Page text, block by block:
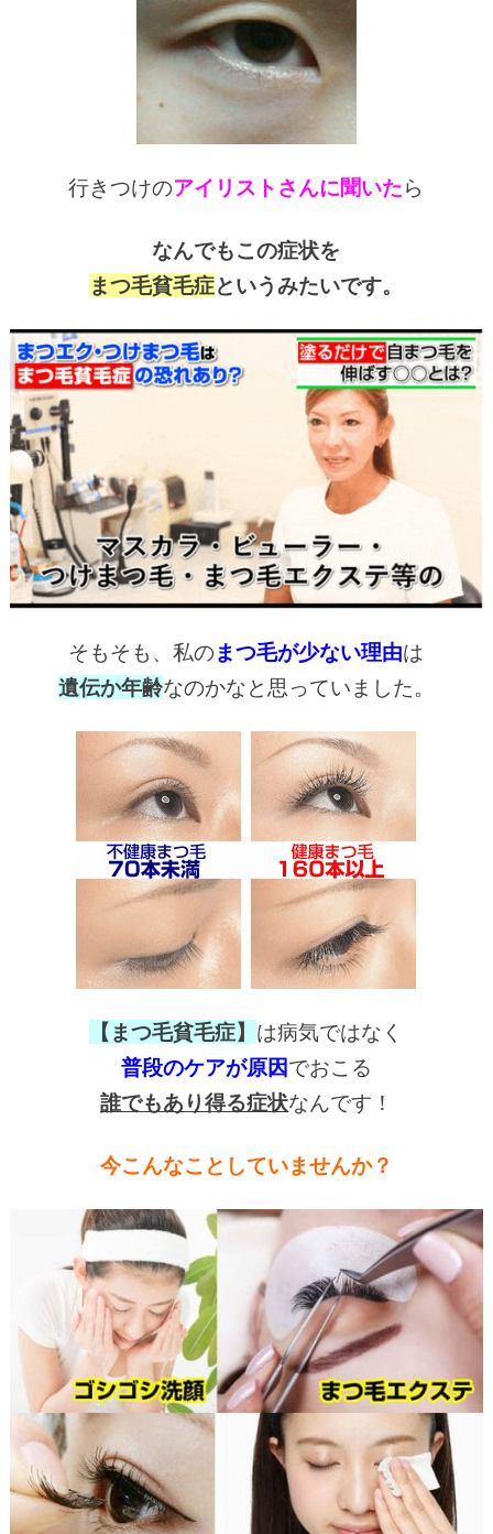
行きつけのアイリストさんに聞いたら
なんでもこの症状を
まつ毛貧毛症というみたいです。
そもそも、私のまつ毛が少ない理由は
遺伝か年齢なのかなと思っていました。
【まつ毛貧毛症】 は病気ではなく
普段のケアが原因でおこる
誰でもあり得る症状なんです！
今こんなことしていませんか？